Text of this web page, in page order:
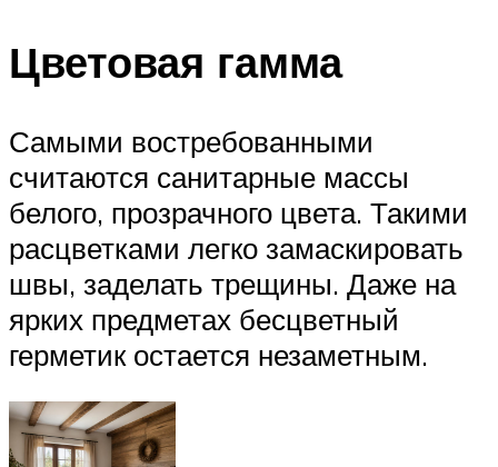
Цветовая гамма
Самыми востребованными
считаются санитарные массы
белого, прозрачного цвета. Такими
расцветками легко замаскировать
швы, заделать трещины. Даже на
ярких предметах бесцветный
герметик остается незаметным.